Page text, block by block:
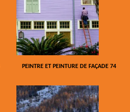
PEINTRE ET PEINTURE DE FAÇADE 74